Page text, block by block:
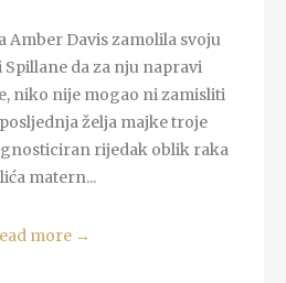
Amber Davis zamolila svoju
da za nju napravi
niko nije mogao ni zamisliti
želja majke troje
rijedak oblik raka
matern...
more →